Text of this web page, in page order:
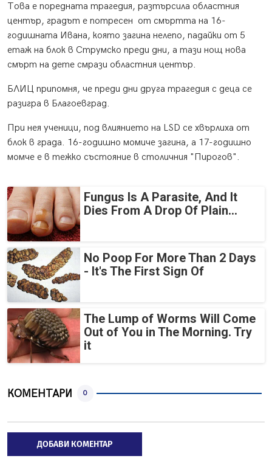
Това е поредната трагедия, разтърсила областния
център, градът е потресен от смъртта на 16-
годишната Ивана, която загина нелепо, падайки от 5
етаж на блок в Струмско преди дни, а тази нощ нова
смърт на дете смрази областния център.
БЛИЦ припомня, че преди дни друга трагедия с деца се
разигра в Благоевград.
При нея ученици, под влиянието на LSD се хвърлиха от
блок в града. 16-годишно момиче загина, а 17-годишно
момче е в тежко състояние в столичния "Пирогов".
Fungus Is A Parasite, And It
Dies From A Drop Of Plain...
No Poop For More Than 2 Days
- It's The First Sign Of
The Lump of Worms Will Come
Out of You in The Morning. Try
it
КОМЕНТАРИ 0
ДОБАВИ КОМЕНТАР